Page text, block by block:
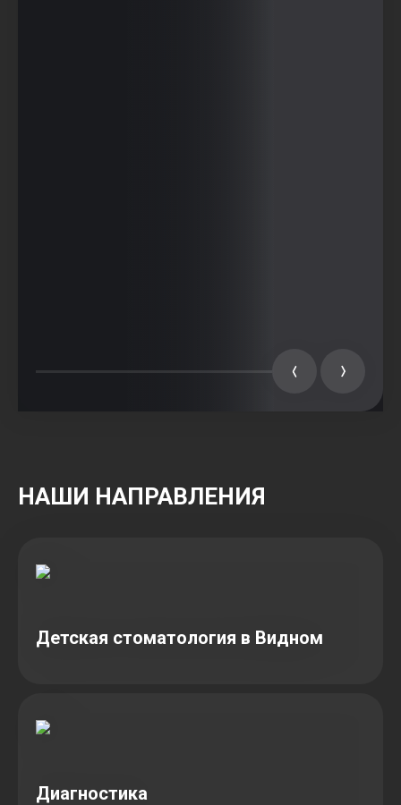
НАШИ НАПРАВЛЕНИЯ
Детская стоматология в Видном
Диагностика